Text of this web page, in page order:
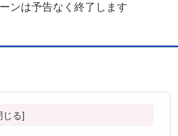
ンは予告なく終了します